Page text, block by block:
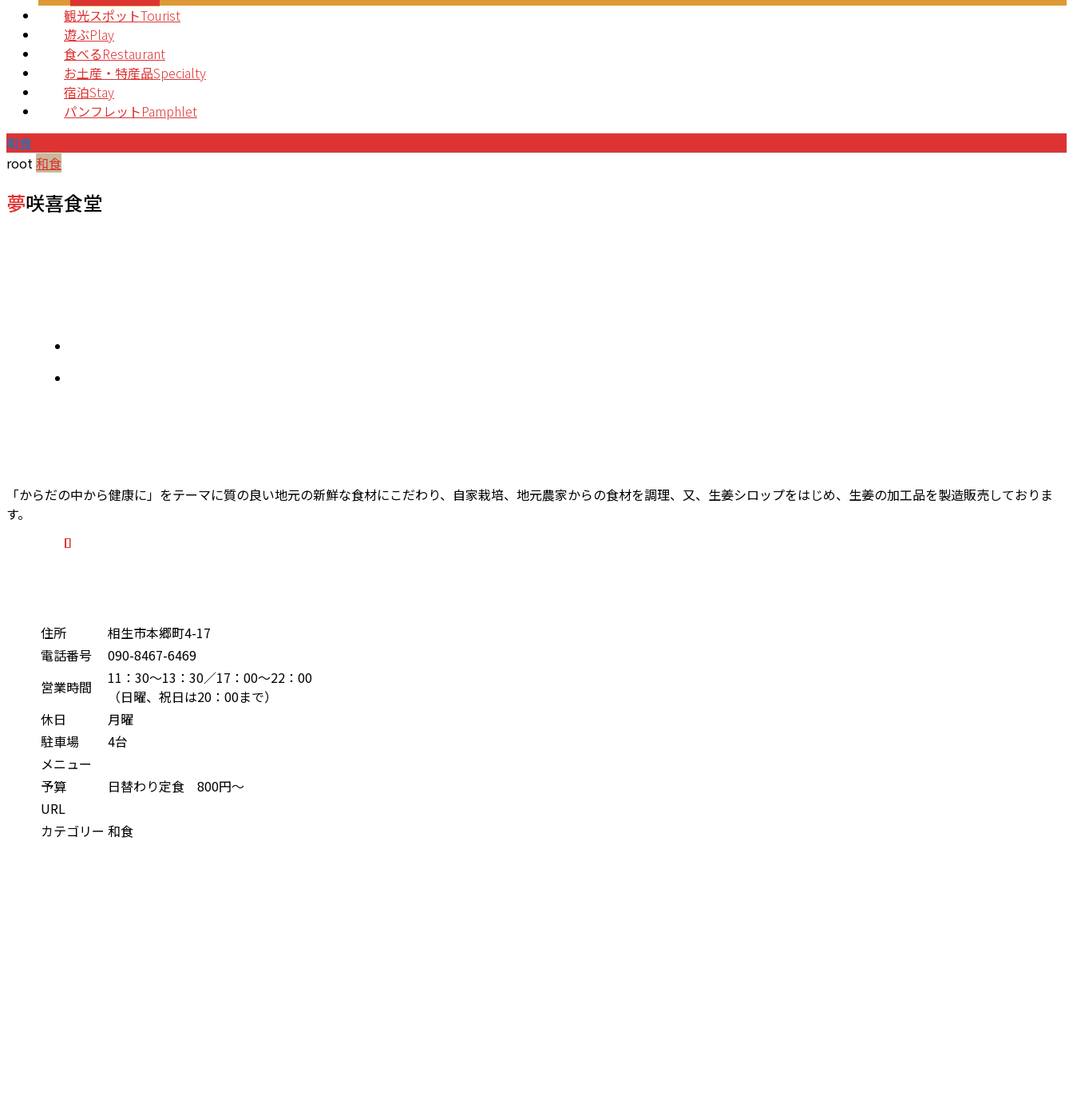
観光スポットTourist
遊ぶPlay
食べるRestaurant
お土産・特産品Specialty
宿泊Stay
パンフレットPamphlet
和食
root和食
夢咲喜食堂
「からだの中から健康に」をテーマに質の良い地元の新鮮な食材にこだわり、自家栽培、地元農家からの食材を調理、又、生姜シロップをはじめ、生姜の加工品を製造販売しておりま
す。
住所
相生市本郷町4-17
電話番号
090-8467-6469
営業時間
11：30～13：30／17：00～22：00
（日曜、祝日は20：00まで）
休日
月曜
駐車場
4台
メニュー
予算
日替わり定食 800円～
URL
カテゴリー 和食